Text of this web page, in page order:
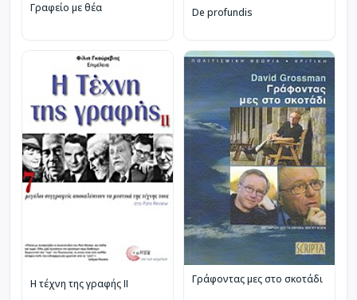
Γραφείο με θέα De profundis
Η τέχνη της γραφής ΙΙ Γράφοντας μες στο σκοτάδι